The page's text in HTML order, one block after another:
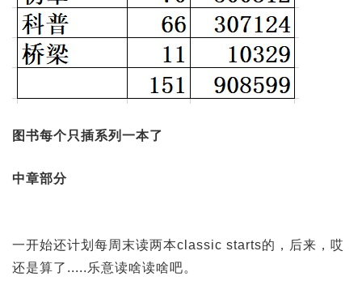
图书每个只插系列一本了
中章部分
一开始还计划每周末读两本classic starts的，后来，哎
还是算了.....乐意读啥读啥吧。